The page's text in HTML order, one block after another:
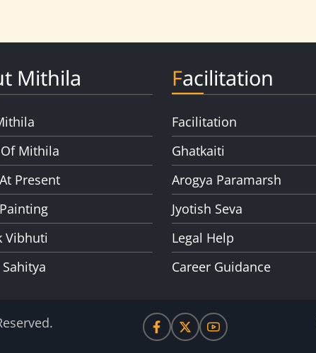
Mithila
Mithila
Present
Vibhuti
Facilitation
Facilitation
Ghatkaiti
Arogya Paramarsh
Jyotish Seva
Legal Help
Career Guidance